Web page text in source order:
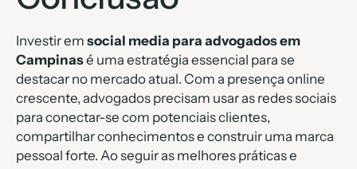
Investir em social media para advogados em
Campinasé uma estratégia essencial para se
destacar no mercado atual. Com a presença online
crescente, advogados precisam usar as redes sociais
para conectar-se com potenciais clientes,
compartilhar conhecimentos e construir uma marca
pessoal forte. Ao seguir as melhores práticas e